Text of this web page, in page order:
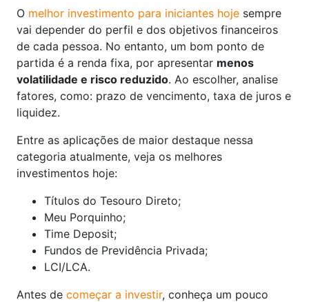
O melhor investimento para iniciantes hoje sempre
vai depender do perfil e dos objetivos financeiros
de cada pessoa. No entanto, um bom ponto de
partida é a renda fixa, por apresentar menos
volatilidade e risco reduzido. Ao escolher, analise
fatores, como: prazo de vencimento, taxa de juros e
liquidez.
Entre as aplicações de maior destaque nessa
categoria atualmente, veja os melhores
investimentos hoje:
Títulos do Tesouro Direto;
Meu Porquinho;
Time Deposit;
Fundos de Previdência Privada;
LCI/LCA.
Antes de começar a investir, conheça um pouco